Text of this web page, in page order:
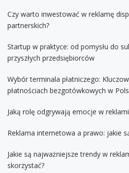
Czy warto inwestować w reklamę
partnerskich?
Startup w praktyce: od pomysłu do
przyszłych przedsiębiorców
Wybór terminala płatniczego:
płatnościach bezgotówkowych w
Jaką rolę odgrywają emocje w
Reklama internetowa a prawo: jakie
Jakie są najważniejsze trendy w
skorzystać?